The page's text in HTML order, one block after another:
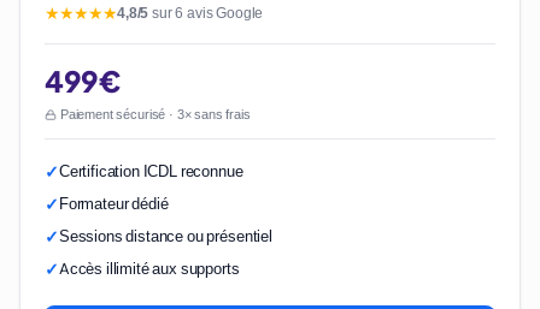
★★★★★4,8/5sur 6 avis Google
499€
Paiement sécurisé · 3× sans frais
Certification ICDL reconnue
Formateur dédié
Sessions distance ou présentiel
Accès illimité aux supports